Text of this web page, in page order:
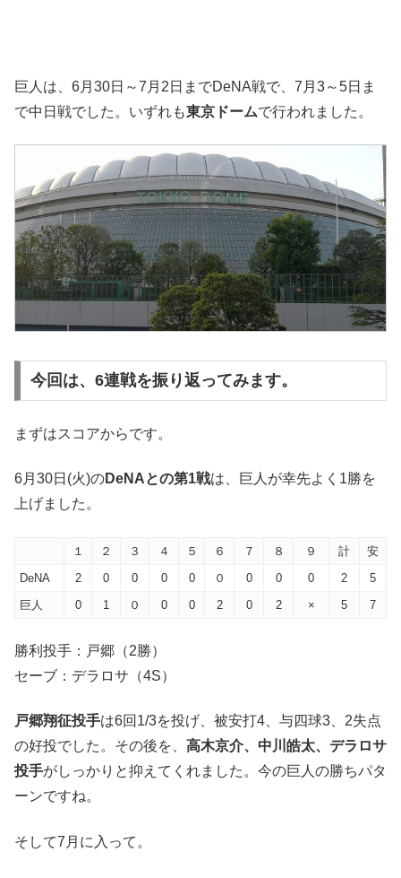
巨人は、6月30日～7月2日までDeNA戦で、7月3～5日ま
で中日戦でした。いずれも東京ドームで行われました。
今回は、6連戦を振り返ってみます。
まずはスコアからです。
6月30日(火)のDeNAとの第1戦は、巨人が幸先よく1勝を
上げました。
１ ２ ３ ４ ５ ６ ７ ８ ９ 計
安
DeNA
2 0 0 0 0 ０ 0 0 0 2
5
巨人
0 1 ０ 0 0 2 0 2 × 5 7
勝利投手：戸郷（2勝）
セーブ：デラロサ（4S）
戸郷翔征投手は6回1/3を投げ、被安打4、与四球3、2失点
の好投でした。その後を、 高木京介、中川皓太、デラロサ
投手がしっかりと抑えてくれました。今の巨人の勝ちパタ
ーンですね。
そして7月に入って。